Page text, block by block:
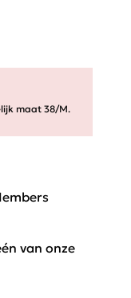
maat 38/M.
van onze